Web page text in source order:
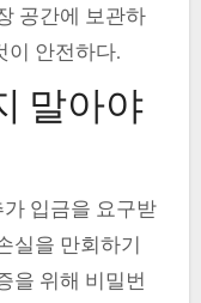
공간에 보관하
이 안전하다.
말아야
입금을 요구받
실을 만회하기
을 위해 비밀번